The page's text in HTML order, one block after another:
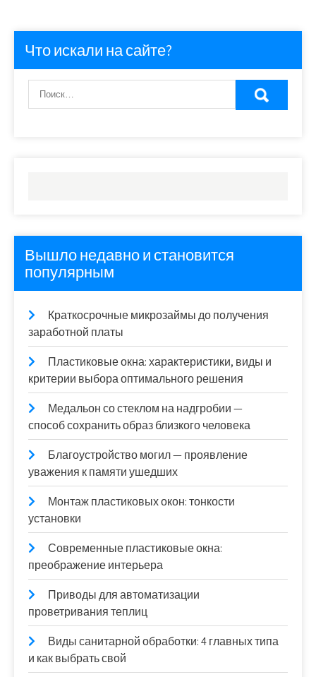
Что искали на сайте?
Вышло недавно и становится
популярным
Краткосрочные микрозаймы до получения
заработной платы
Пластиковые окна: характеристики, виды и
критерии выбора оптимального решения
Медальон со стеклом на надгробии —
способ сохранить образ близкого человека
Благоустройство могил — проявление
уважения к памяти ушедших
Монтаж пластиковых окон: тонкости
установки
Современные пластиковые окна:
преображение интерьера
Приводы для автоматизации
проветривания теплиц
Виды санитарной обработки: 4 главных типа
и как выбрать свой